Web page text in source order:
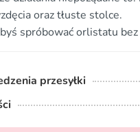
oraz tłuste stolce.
spróbować orlistatu
przesyłki